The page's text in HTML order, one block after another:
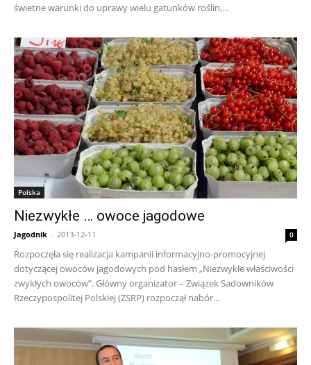
świetne warunki do uprawy wielu gatunków roślin,...
Polska
Niezwykłe … owoce jagodowe
Jagodnik - 2013-12-11 0
Rozpoczęła się realizacja kampanii informacyjno-promocyjnej
dotyczącej owoców jagodowych pod hasłem „Niezwykłe właściwości
zwykłych owoców”. Główny organizator – Związek Sadowników
Rzeczypospolitej Polskiej (ZSRP) rozpoczął nabór...